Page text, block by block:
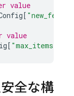
value
[
value
[ "max_items"
全な構